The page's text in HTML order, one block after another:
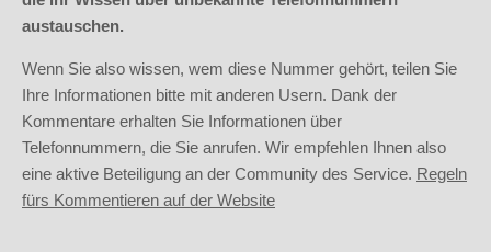
austauschen.
Wenn Sie also wissen, wem diese Nummer gehört, teilen Sie
Ihre Informationen bitte mit anderen Usern. Dank der
Kommentare erhalten Sie Informationen über
Telefonnummern, die Sie anrufen. Wir empfehlen Ihnen also
eine aktive Beteiligung an der Community des Service. Regeln
fürs Kommentieren auf der Website